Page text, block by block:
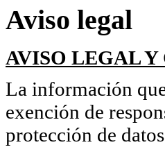
Aviso legal
AVISO LEGAL Y
La información
exención de
protección de